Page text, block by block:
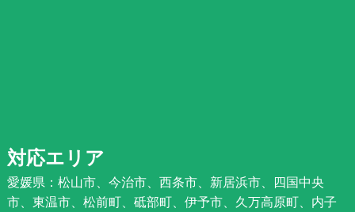
対応エリア
愛媛県：松山市、今治市、西条市、新居浜市、四国中央
市、東温市、松前町、砥部町、伊予市、久万高原町、内子